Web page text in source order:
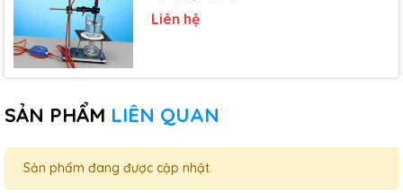
Liên hệ
SẢN PHẨM LIÊN QUAN
Sản phẩm đang được cập nhật.